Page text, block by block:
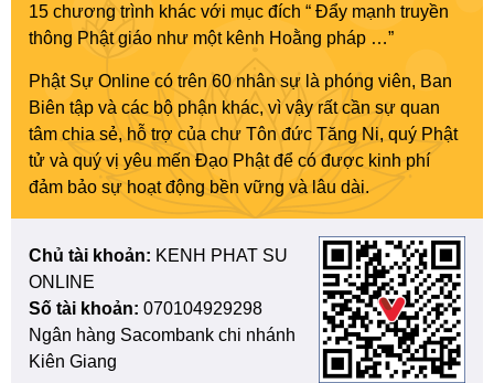
15 chương trình khác với mục đích “ Đẩy mạnh truyền
thông Phật giáo như một kênh Hoằng pháp …”
Phật Sự Online có trên 60 nhân sự là phóng viên, Ban
Biên tập và các bộ phận khác, vì vậy rất cần sự quan
tâm chia sẻ, hỗ trợ của chư Tôn đức Tăng Ni, quý Phật
tử và quý vị yêu mến Đạo Phật để có được kinh phí
đảm bảo sự hoạt động bền vững và lâu dài.
Chủ tài khoản: KENH PHAT SU
ONLINE
Số tài khoản: 070104929298
Ngân hàng Sacombank chi nhánh
Kiên Giang